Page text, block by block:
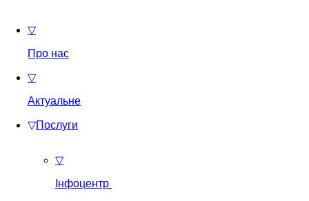
▽
Про нас
▽
Актуальне
▽Послуги
▽
Інфоцентр